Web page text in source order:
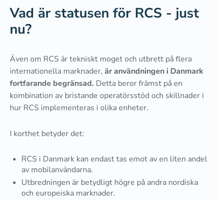
Vad är statusen för RCS - just
nu?
Även om RCS är tekniskt moget och utbrett på flera
internationella marknader, är användningen i Danmark
fortfarande begränsad. Detta beror främst på en
kombination av bristande operatörsstöd och skillnader i
hur RCS implementeras i olika enheter.
I korthet betyder det:
RCS i Danmark kan endast tas emot av en liten andel
av mobilanvändarna.
Utbredningen är betydligt högre på andra nordiska
och europeiska marknader.